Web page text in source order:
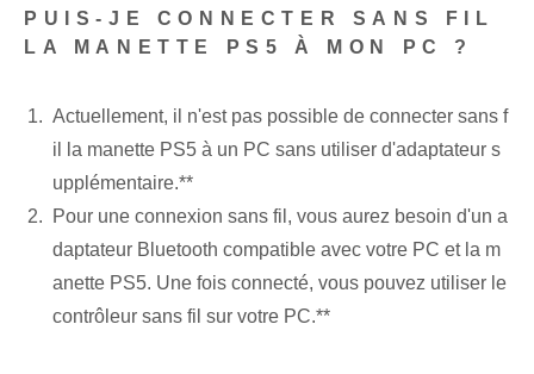
PUIS-JE CONNECTER SANS FIL
LA MANETTE PS5 À MON PC ?
Actuellement, il n'est pas possible de connecter sans f
il la manette PS5 à un PC sans utiliser d'adaptateur s
upplémentaire.**
Pour une connexion ⁢sans fil, vous aurez besoin d'un a
daptateur Bluetooth ⁢compatible avec votre PC et la m
anette PS5. Une fois connecté, vous pouvez utiliser le
contrôleur sans fil sur votre PC.**